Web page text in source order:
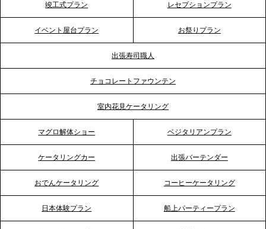
プレスリリースのご案内｜ケータリングのセカンド
2026.5.12
プレスリリースのご案内｜ケータリングのセカンド
プレスリリースのご案内｜「温かな食」が会話のス
イッチに。新入社員研修で《食体験としてのケータ
竣工式プラン レセプションプラン
イベント屋台プラン お祭りプラン
出張寿司職人
チョコレートファウンテン
室内花見ケータリング
マグロ解体ショー ベジタリアンプラン
ケータリングカー 出張バーテンダー
おでんケータリング コーヒーケータリング
日本体験プラン 船上パーティープラン